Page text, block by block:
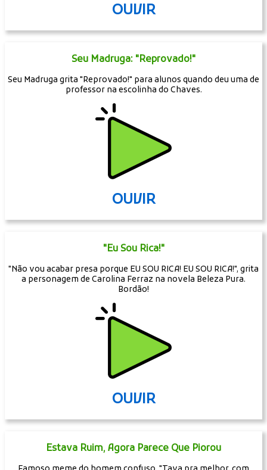
OUVIR
Seu Madruga: "Reprovado!"
Seu Madruga grita "Reprovado!" para alunos quando deu uma de
professor na escolinha do Chaves.
OUVIR
"Eu Sou Rica!"
"Não vou acabar presa porque EU SOU RICA! EU SOU RICA!", grita
a personagem de Carolina Ferraz na novela Beleza Pura.
Bordão!
OUVIR
Estava Ruim, Agora Parece Que Piorou